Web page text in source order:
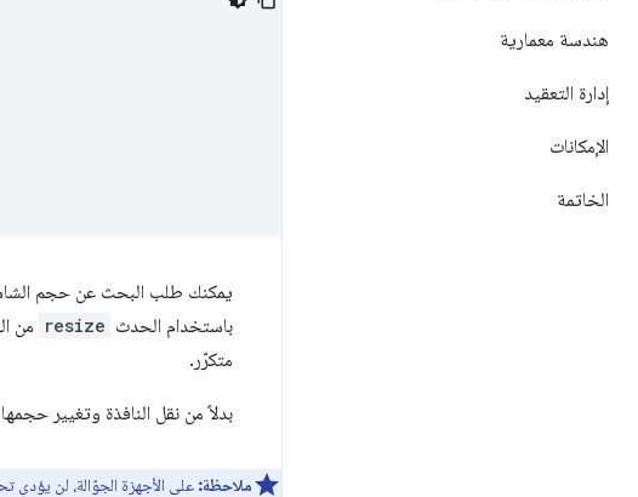
هندسة معمارية
إدارة التعقيد
الإمكانات
الخاتمة
يمكنك طلب البحث عن حجم
باستخدام الحدث resize من
متكرّر.
بدلاً من نقل النافذة وتغيير
ملاحظة: على الأجهزة الجوّالة، لن يؤدي